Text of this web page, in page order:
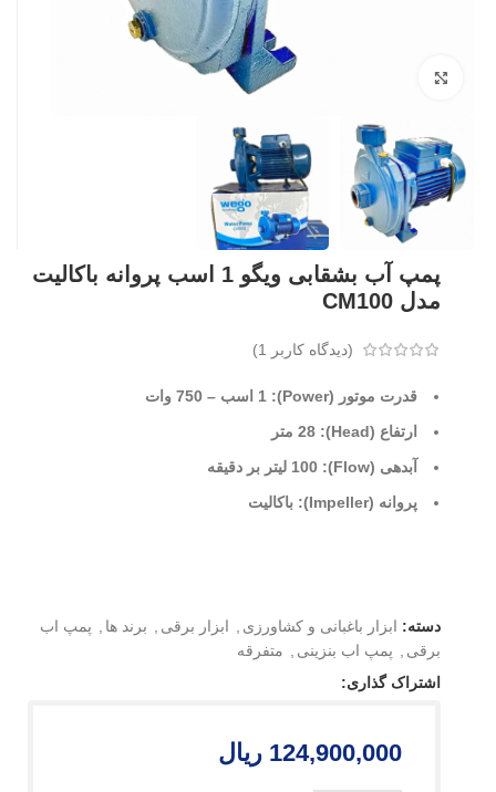
پمپ آب بشقابی ویگو 1 اسب پروانه باکالیت
مدل CM100
(دیدگاه کاربر 1
)
قدرت موتور (Power): 1 اسب – 750 وات
ارتفاع (Head): 28 متر
آبدهی (Flow): 100 لیتر بر دقیقه
پروانه (Impeller): باکالیت
دسته: ابزار باغبانی و کشاورزی , ابزار برقی , برند ها , پمپ اب
برقی , پمپ اب بنزینی , متفرقه
اشتراک گذاری:
124,900,000 ریال